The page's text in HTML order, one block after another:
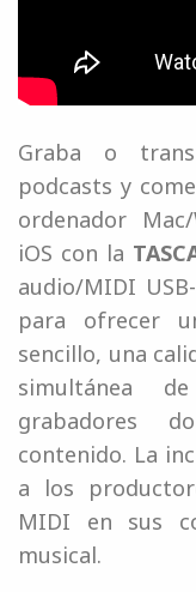
Graba o
podcasts y
ordenador
iOS con la
audio/MIDI
para ofrecer
sencillo, una
simultánea
grabadores
contenido. La
a los
MIDI en sus
musical.